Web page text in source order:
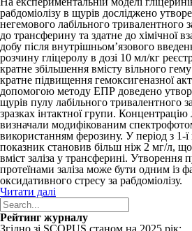
рабдоміолізу в щурів досліджено
негемового лабільного тривалентного
до трансферину та здатне до хімічної
добу після внутрішньом’язового
розчину гліцеролу в дозі 10 мл/кг
кратне збільшення вмісту вільного
кратне підвищення гемоксигеназної
допомогою методу ЕПР доведено
щурів пулу лабільного тривалентного
зразках інтактної групи. Концентрацію
визначали модифікованим
використанням ферозину. У період з 1-
показник становив більш ніж 2 мг/л,
вміст заліза у трансферині. Утворення
протеїнами заліза може бути одним із
оксидативного стресу за рабдоміолізу.
Читати далі
Рейтинг журналу
Згідно зі SCOPUS станом на 2025 рік: